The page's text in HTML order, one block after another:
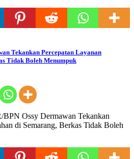
Tekankan Percepatan Layanan
Tidak Boleh Menumpuk
BPN Ossy Dermawan Tekankan
di Semarang, Berkas Tidak Boleh